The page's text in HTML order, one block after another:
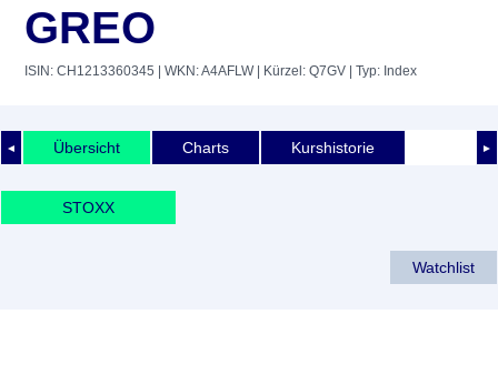
GREO
ISIN: CH1213360345 | WKN: A4AFLW| Kürzel: Q7GV | Typ: Index
◄ ►
Übersicht Charts Kurshistorie
STOXX
Watchlist